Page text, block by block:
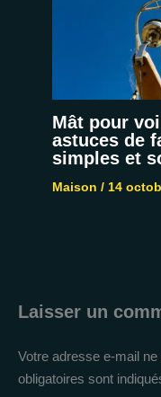
Mât pour
astuces de
simples et
Maison / 14
Laisser un
Votre adresse e-mail
obligatoires sont